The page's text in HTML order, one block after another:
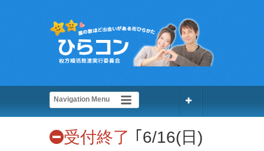
受付終了 ｢6/16(日)